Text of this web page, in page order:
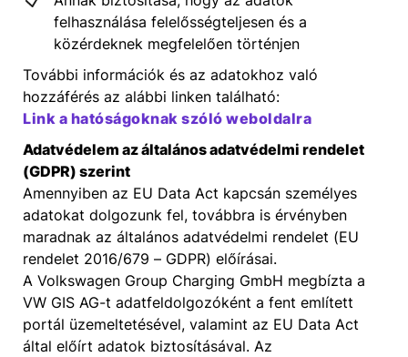
felhasználása felelősségteljesen és a
közérdeknek megfelelően történjen
További információk és az adatokhoz való
hozzáférés az alábbi linken található:
Link a hatóságoknak szóló weboldalra
Adatvédelem az általános adatvédelmi rendelet
(GDPR) szerint
Amennyiben az EU Data Act kapcsán személyes
adatokat dolgozunk fel, továbbra is érvényben
maradnak az általános adatvédelmi rendelet (EU
rendelet 2016/679 – GDPR) előírásai.
A Volkswagen Group Charging GmbH megbízta a
VW GIS AG-t adatfeldolgozóként a fent említett
portál üzemeltetésével, valamint az EU Data Act
által előírt adatok biztosításával. Az